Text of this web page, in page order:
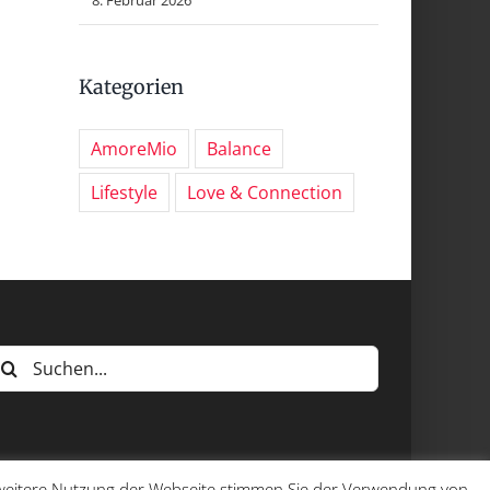
Kategorien
AmoreMio
Balance
Lifestyle
Love & Connection